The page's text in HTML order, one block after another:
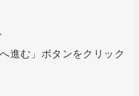
進む」ボタンをクリック